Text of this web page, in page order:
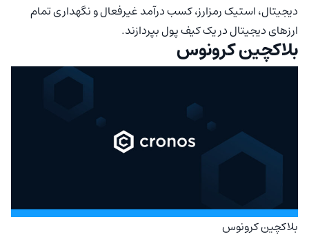
دیجیتال، استیک رمزارز، کسب درآمد غیرفعال و نگهداری تمام
ارزهای دیجیتال در یک کیف پول بپردازند.
بلاکچین کرونوس
بلاکچین کرونوس